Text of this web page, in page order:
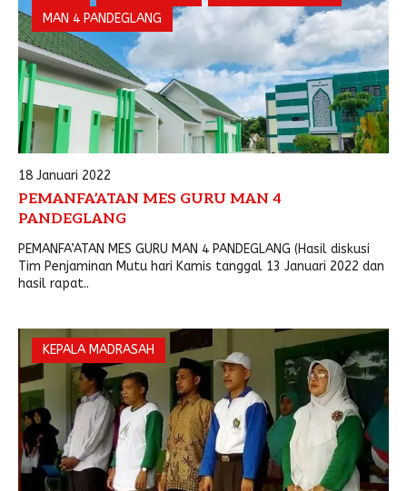
MAN 4 PANDEGLANG
18 Januari 2022
PEMANFA’ATAN MES GURU MAN 4
PANDEGLANG
PEMANFA’ATAN MES GURU MAN 4 PANDEGLANG (Hasil diskusi
Tim Penjaminan Mutu hari Kamis tanggal 13 Januari 2022 dan
hasil rapat..
KEPALA MADRASAH